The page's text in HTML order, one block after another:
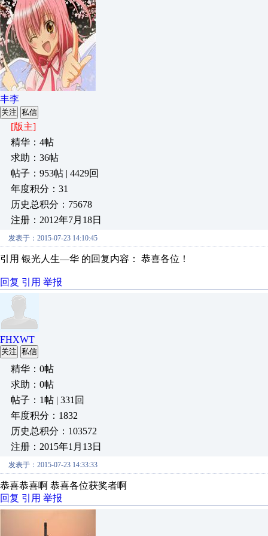
丰李
关注 私信
[版主]
精华：4帖
求助：36帖
帖子：953帖 | 4429回
年度积分：31
历史总积分：75678
注册：2012年7月18日
发表于：2015-07-23 14:10:45
引用 银光人生—华 的回复内容： 恭喜各位！
回复 引用 举报
FHXWT
关注 私信
精华：0帖
求助：0帖
帖子：1帖 | 331回
年度积分：1832
历史总积分：103572
注册：2015年1月13日
发表于：2015-07-23 14:33:33
恭喜恭喜啊 恭喜各位获奖者啊
回复 引用 举报